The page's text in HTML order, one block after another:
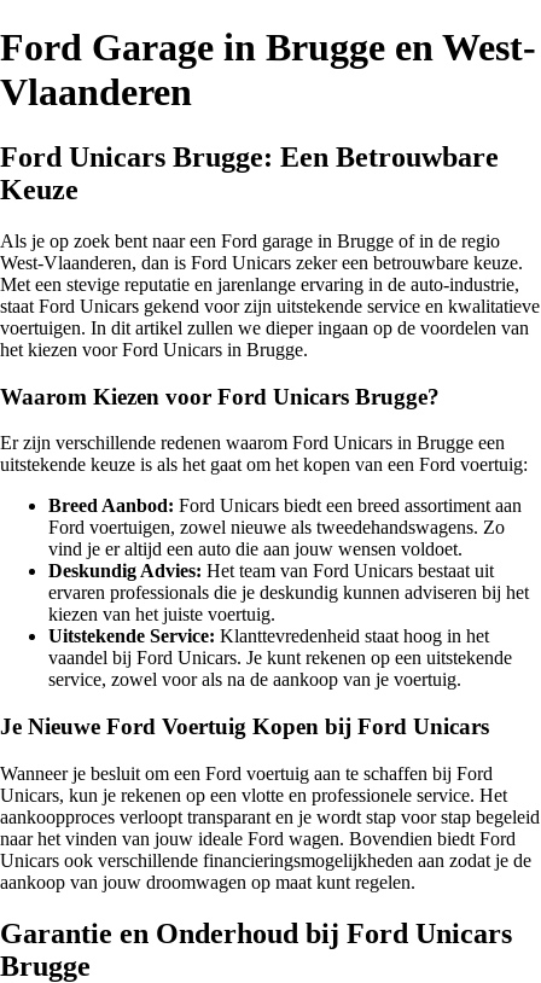
Ford Garage in Brugge en West-
Vlaanderen
Ford Unicars Brugge: Een Betrouwbare
Keuze
Als je op zoek bent naar een Ford garage in Brugge of in de regio
West-Vlaanderen, dan is Ford Unicars zeker een betrouwbare keuze.
Met een stevige reputatie en jarenlange ervaring in de auto-industrie,
staat Ford Unicars gekend voor zijn uitstekende service en kwalitatieve
voertuigen. In dit artikel zullen we dieper ingaan op de voordelen van
het kiezen voor Ford Unicars in Brugge.
Waarom Kiezen voor Ford Unicars Brugge?
Er zijn verschillende redenen waarom Ford Unicars in Brugge een
uitstekende keuze is als het gaat om het kopen van een Ford voertuig:
Breed Aanbod: Ford Unicars biedt een breed assortiment aan
Ford voertuigen, zowel nieuwe als tweedehandswagens. Zo
vind je er altijd een auto die aan jouw wensen voldoet.
Deskundig Advies: Het team van Ford Unicars bestaat uit
ervaren professionals die je deskundig kunnen adviseren bij het
kiezen van het juiste voertuig.
Uitstekende Service: Klanttevredenheid staat hoog in het
vaandel bij Ford Unicars. Je kunt rekenen op een uitstekende
service, zowel voor als na de aankoop van je voertuig.
Je Nieuwe Ford Voertuig Kopen bij Ford Unicars
Wanneer je besluit om een Ford voertuig aan te schaffen bij Ford
Unicars, kun je rekenen op een vlotte en professionele service. Het
aankoopproces verloopt transparant en je wordt stap voor stap begeleid
naar het vinden van jouw ideale Ford wagen. Bovendien biedt Ford
Unicars ook verschillende financieringsmogelijkheden aan zodat je de
aankoop van jouw droomwagen op maat kunt regelen.
Garantie en Onderhoud bij Ford Unicars
Brugge